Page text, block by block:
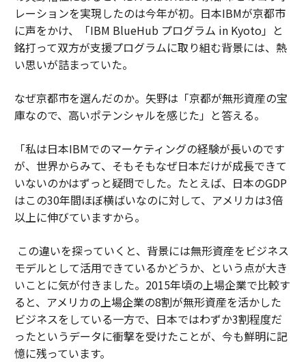
レーションを実現したのは今年が初。日本IBMが京都市
に声をかけ、「IBM BlueHub プログラム in Kyoto」と
銘打って双方が支援プログラムに取り組む背景には、熱
い思いが詰まっていた。
なぜ京都市を選んだのか。矢野は「京都が無形資産の宝
庫なので、高いポテンシャルを感じた」と答える。
「私は日本IBMでのマーケティングの経験が長いのです
が、世界からみて、そもそもなぜ日本だけが成長できて
いないのかはずっと疑問でした。たとえば、日本のGDP
はこの30年間ほぼ横ばいなのに対して、アメリカは3倍
以上に伸びていますから。
この違いを探っていくと、背景には無形資産をビジネス
モデルとして活用できているかどうか、という点が大き
いことに気が付きました。2015年頃の上場企業で比較す
ると、アメリカの上場企業の8割が無形資産を活かした
ビジネスをしている一方で、日本ではわずか3割程度だ
ったというデータに衝撃を受けたことが、今も鮮明に記
憶に残っています。